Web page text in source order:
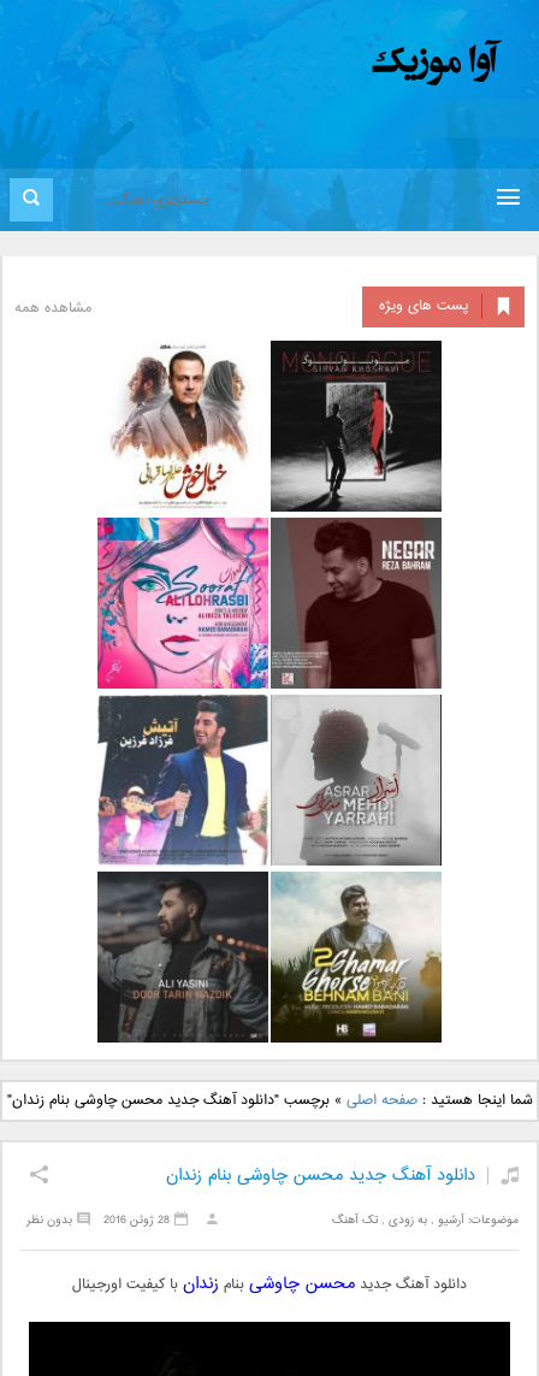
پست های ویژه مشاهده همه
دانلود آلبوم جدید سیروان
خسروی بنام مونولوگ
دانلود آهنگ جدید علیرضا
قربانی بنام خیال خوش
دانلود آهنگ جدید رضا
بهرام بنام نگار
دانلود آهنگ جدید علی
لهراسبی بنام صورت
دانلود آهنگ جدید مهدی
یراحی بنام اسرار
دانلود آهنگ جدید فرزاد
فرزین بنام آتیش
دانلود آهنگ جدید بهنام
بانی بنام قرص قمر 2
دانلود آهنگ جدید علی
یاسینی بنام دورترین نزدیک
شما اینجا هستید :صفحه اصلی »برچسب "دانلود آهنگ جديد محسن چاوشی بنام زندان"
دانلود آهنگ جدید محسن چاوشی بنام زندان
موضوعات:آرشیو ,به زودی ,تک آهنگ بدون نظر 28 ژوئن 2016
دانلود آهنگ جدید محسن چاوشیبنام زندانبا کیفیت اورجینال